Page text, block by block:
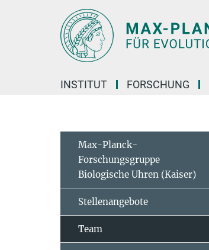
INSTITUT FORSCHUNG
Max-Planck-
Forschungsgruppe
Biologische Uhren (Kaiser)
Stellenangebote
Team